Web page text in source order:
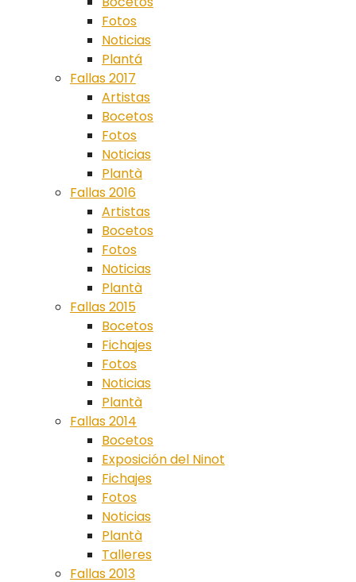
Fotos
Noticias
Plantá
Fallas 2017
Artistas
Bocetos
Fotos
Noticias
Plantà
Fallas 2016
Artistas
Bocetos
Fotos
Noticias
Plantà
Fallas 2015
Bocetos
Fichajes
Fotos
Noticias
Plantà
Fallas 2014
Bocetos
Exposición del Ninot
Fichajes
Fotos
Noticias
Plantà
Talleres
Fallas 2013